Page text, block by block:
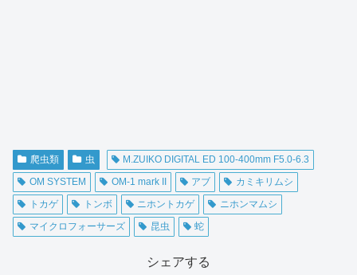
爬虫類 虫
M.ZUIKO DIGITAL ED 100-400mm F5.0-6.3
OM SYSTEM
OM-1 mark II アブ
カミキリムシ
トカゲ
トンボ ニホントカゲ
ニホンマムシ
マイクロフォーサーズ
昆虫 蛇
シェアする